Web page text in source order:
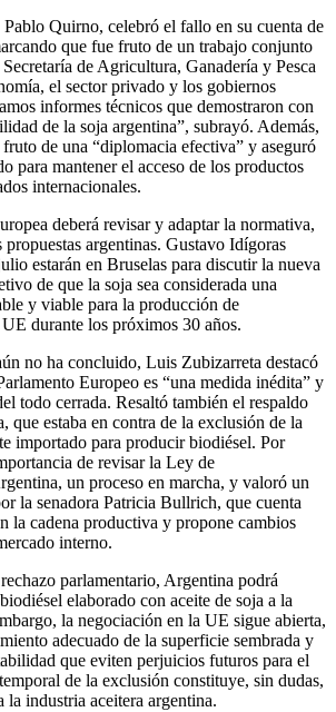
Quirno, celebró el fallo en su cuenta de
que fue fruto de un trabajo conjunto
de Agricultura, Ganadería y Pesca
el sector privado y los gobiernos
informes técnicos que demostraron con
de la soja argentina”, subrayó. Además,
de una “diplomacia efectiva” y aseguró
para mantener el acceso de los productos
internacionales.
deberá revisar y adaptar la normativa,
propuestas argentinas. Gustavo Idígoras
estarán en Bruselas para discutir la nueva
de que la soja sea considerada una
y viable para la producción de
durante los próximos 30 años.
no ha concluido, Luis Zubizarreta destacó
Europeo es “una medida inédita” y
todo cerrada. Resaltó también el respaldo
que estaba en contra de la exclusión de la
importado para producir biodiésel. Por
de revisar la Ley de
un proceso en marcha, y valoró un
la senadora Patricia Bullrich, que cuenta
la cadena productiva y propone cambios
interno.
parlamentario, Argentina podrá
elaborado con aceite de soja a la
la negociación en la UE sigue abierta,
adecuado de la superficie sembrada y
que eviten perjuicios futuros para el
de la exclusión constituye, sin dudas,
la industria aceitera argentina.